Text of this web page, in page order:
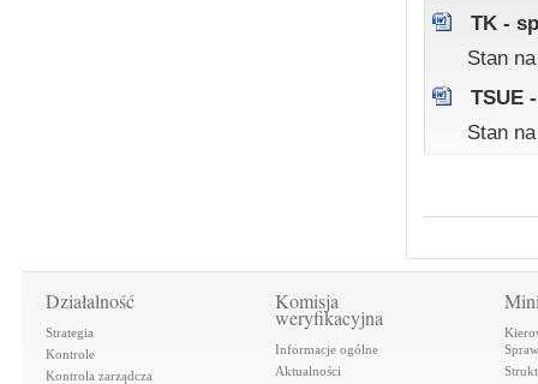
TK -
Stan
TSUE
Stan
Działalność
Strategia
Kontrole
Kontrola zarządcza
Komisja
weryfikacyjna
Informacje ogólne
Aktualności